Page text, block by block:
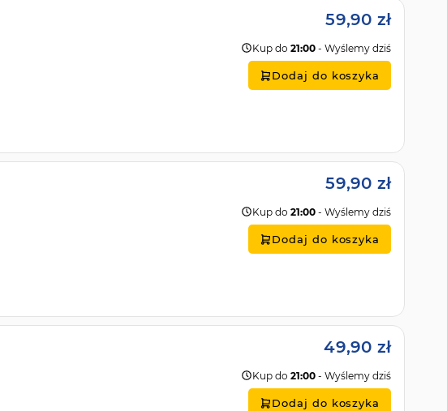
59,90 zł
Kup do 21:00 - Wyślemy dziś
Dodaj do koszyka
59,90 zł
Kup do 21:00 - Wyślemy dziś
Dodaj do koszyka
49,90 zł
Kup do 21:00 - Wyślemy dziś
Dodaj do koszyka